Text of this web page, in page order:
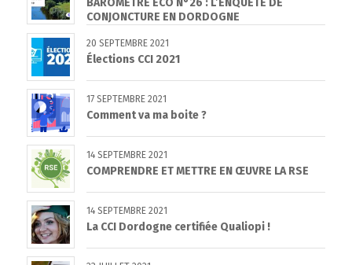
BAROMÈTRE ECO N°26 : L’ENQUÊTE DE
CONJONCTURE EN DORDOGNE
20 SEPTEMBRE 2021
Élections CCI 2021
17 SEPTEMBRE 2021
Comment va ma boite ?
14 SEPTEMBRE 2021
COMPRENDRE ET METTRE EN ŒUVRE LA RSE
14 SEPTEMBRE 2021
La CCI Dordogne certifiée Qualiopi !